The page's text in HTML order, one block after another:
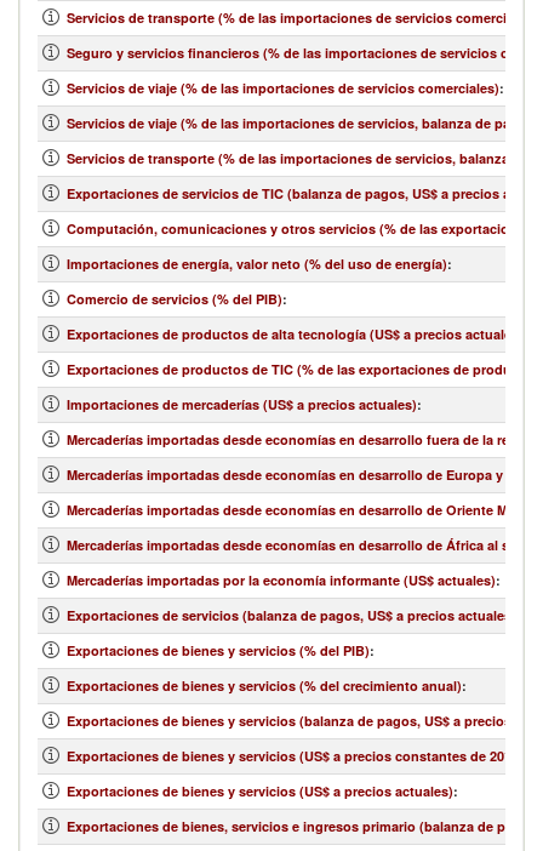
Servicios de transporte (% de las importaciones de servicios comerciales)
Seguro y servicios financieros (% de las importaciones de servicios
Servicios de viaje (% de las importaciones de servicios comerciales):
Servicios de viaje (% de las importaciones de servicios, balanza de pagos)
Servicios de transporte (% de las importaciones de servicios, balanza de
Exportaciones de servicios de TIC (balanza de pagos, US$ a precios
Computación, comunicaciones y otros servicios (% de las exportaciones
Importaciones de energía, valor neto (% del uso de energía):
Comercio de servicios (% del PIB):
Exportaciones de productos de alta tecnología (US$ a precios actuales)
Exportaciones de productos de TIC (% de las exportaciones de productos)
Importaciones de mercaderías (US$ a precios actuales):
Mercaderías importadas desde economías en desarrollo fuera de la
Mercaderías importadas desde economías en desarrollo de Europa y
Mercaderías importadas desde economías en desarrollo de Oriente
Mercaderías importadas desde economías en desarrollo de África al sur
Mercaderías importadas por la economía informante (US$ actuales):
Exportaciones de servicios (balanza de pagos, US$ a precios actuales)
Exportaciones de bienes y servicios (% del PIB):
Exportaciones de bienes y servicios (% del crecimiento anual):
Exportaciones de bienes y servicios (balanza de pagos, US$ a precios
Exportaciones de bienes y servicios (US$ a precios constantes de 2010)
Exportaciones de bienes y servicios (US$ a precios actuales):
Exportaciones de bienes, servicios e ingresos primario (balanza de